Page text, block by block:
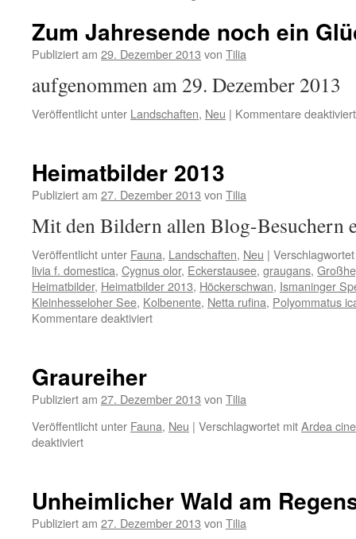
Zum Jahresende noch ein
Publiziert am 29. Dezember 2013 von Tilia
aufgenommen am 29. Dezember 2013
Veröffentlicht unter Landschaften, Neu | Kommentare deaktiviert
Heimatbilder 2013
Publiziert am 27. Dezember 2013 von Tilia
Mit den Bildern allen Blog-Besuchern
Veröffentlicht unter Fauna, Landschaften, Neu |
livia f. domestica, Cygnus olor, Eckerstausee, graugans,
Heimatbilder, Heimatbilder 2013, Höckerschwan, Ismaninger
Kleinhesseloher See, Kolbenente, Netta rufina, Polyommatus
Kommentare deaktiviertfür
Graureiher
Publiziert am 27. Dezember 2013 von Tilia
Veröffentlicht unter Fauna, Neu | Verschlagwortet mitArdea
deaktiviertfür
Unheimlicher Wald am
Publiziert am 27. Dezember 2013 von Tilia